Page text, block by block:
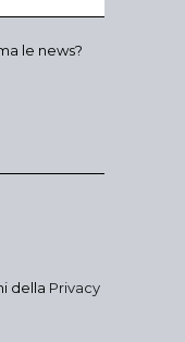
le news?
della Privacy